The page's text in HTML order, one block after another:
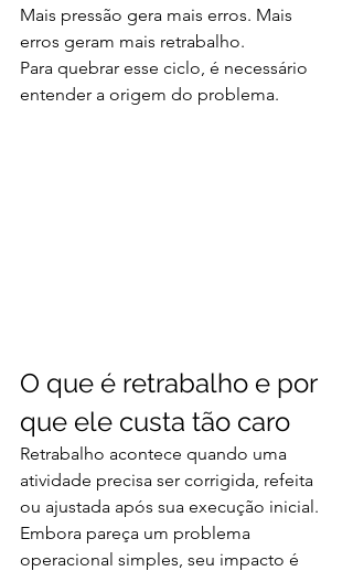
Mais pressão gera mais erros. Mais
erros geram mais retrabalho.
Para quebrar esse ciclo, é necessário
entender a origem do problema.
O que é retrabalho e por
que ele custa tão caro
Retrabalho acontece quando uma
atividade precisa ser corrigida, refeita
ou ajustada após sua execução inicial.
Embora pareça um problema
operacional simples, seu impacto é